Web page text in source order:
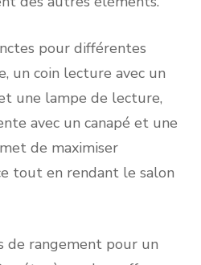
pour différentes
un coin lecture avec un
une lampe de lecture,
avec un canapé et une
de maximiser
tout en rendant le salon
de rangement pour un